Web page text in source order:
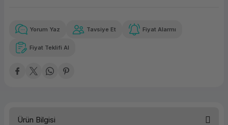
Güvenilir Alışveriş
Kolay iade imkanı
1.678,41 TL
Yorum Yaz Tavsiye Et Fiyat Alarmı
Fiyat Teklifi Al
Ürün Bilgisi